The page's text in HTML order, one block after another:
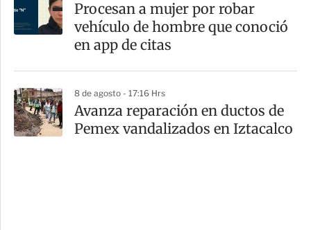
Procesan a mujer por robar
vehículo de hombre que conoció
en app de citas
8 de agosto - 17:16 Hrs
Avanza reparación en ductos de
Pemex vandalizados en Iztacalco